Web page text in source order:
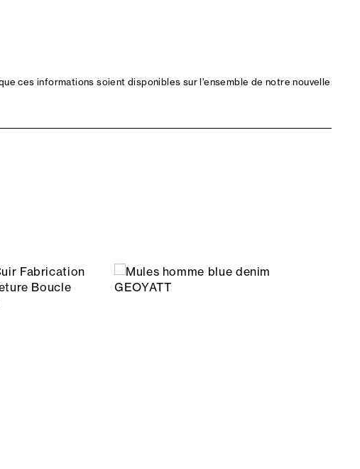
ces informations soient disponibles sur l'ensemble de notre nouvelle